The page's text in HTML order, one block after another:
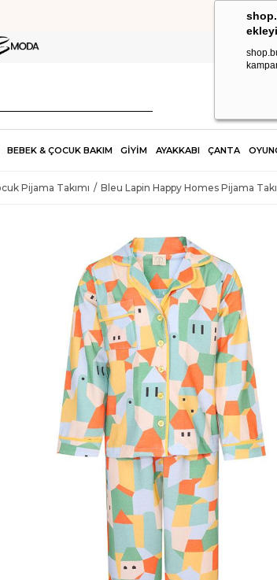
BEBEK & ÇOCUK BAKIM GİYİM AYAKKABI ÇANTA
Pijama Takımı Bleu Lapin Happy Homes Pijama